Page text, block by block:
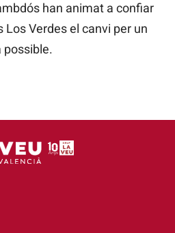
han animat a confiar
Verdes el canvi per un
possible.